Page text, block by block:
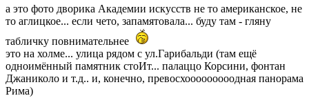
а это фото дворика Академии искусств не то американское, не
то аглицкое... если чето, запамятовала... буду там - гляну
табличку повнимательнее
это на холме... улица рядом с ул.Гарибальди (там ещё
одноимённый памятник стоИт... палаццо Корсини, фонтан
Джаниколо и т.д.. и, конечно, превосхооооооооодная панорама
Рима)